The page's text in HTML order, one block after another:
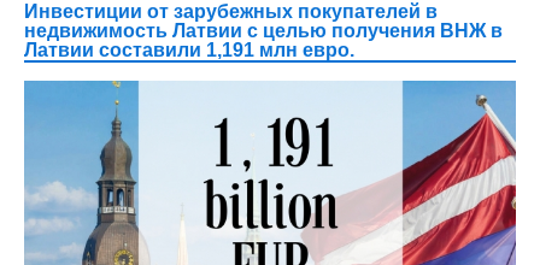
Инвестиции от зарубежных покупателей в
недвижимость Латвии с целью получения ВНЖ в
Латвии составили 1,191 млн евро.